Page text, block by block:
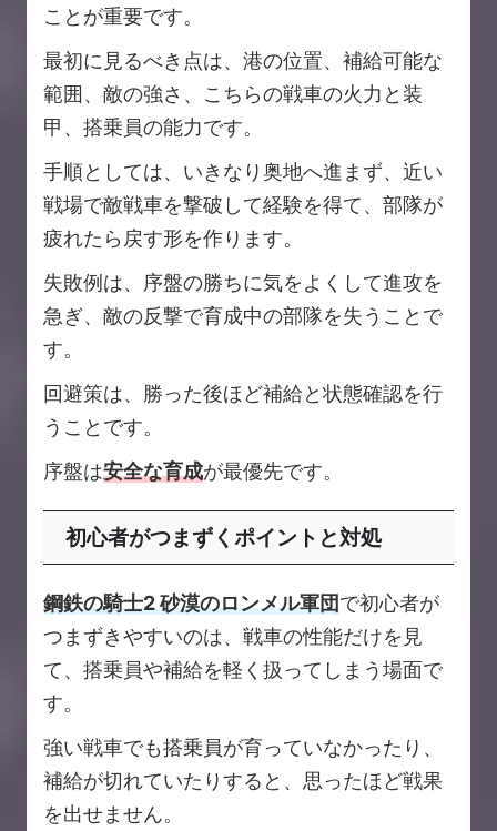
ことが重要です。
最初に見るべき点は、港の位置、補給可能な
範囲、敵の強さ、こちらの戦車の火力と装
甲、搭乗員の能力です。
手順としては、いきなり奥地へ進まず、近い
戦場で敵戦車を撃破して経験を得て、部隊が
疲れたら戻す形を作ります。
失敗例は、序盤の勝ちに気をよくして進攻を
急ぎ、敵の反撃で育成中の部隊を失うことで
す。
回避策は、勝った後ほど補給と状態確認を行
うことです。
序盤は安全な育成が最優先です。
初心者がつまずくポイントと対処
鋼鉄の騎士2 砂漠のロンメル軍団で初心者が
つまずきやすいのは、戦車の性能だけを見
て、搭乗員や補給を軽く扱ってしまう場面で
す。
強い戦車でも搭乗員が育っていなかったり、
補給が切れていたりすると、思ったほど戦果
を出せません。